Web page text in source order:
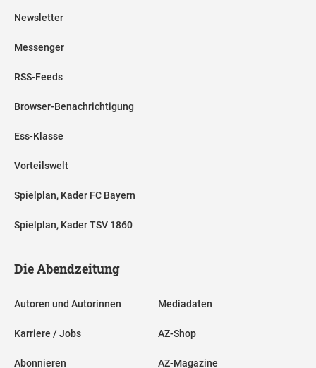
Newsletter
Messenger
RSS-Feeds
Browser-Benachrichtigung
Ess-Klasse
Vorteilswelt
Spielplan, Kader FC Bayern
Spielplan, Kader TSV 1860
Die Abendzeitung
Autoren und Autorinnen
Karriere / Jobs
Abonnieren
Mediadaten
AZ-Shop
AZ-Magazine